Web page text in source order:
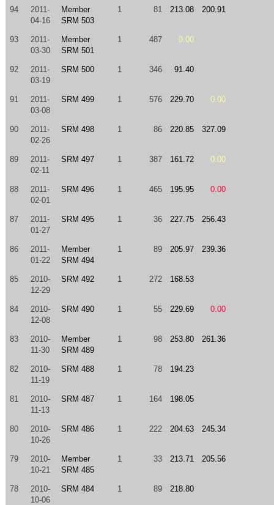
94
2011-
04-16
Member
SRM 503
1 81 213.08 200.91
93
2011-
03-30
Member
SRM 501
1 487 0.00
92
2011-
03-19
SRM 500 1 346 91.40
91
2011-
03-08
SRM 499 1 576 229.70 0.00
90
2011-
02-26
SRM 498 1 86 220.85 327.09
89
2011-
02-11
SRM 497 1 387 161.72 0.00
88
2011-
02-01
SRM 496 1 465 195.95 0.00
87
2011-
01-27
SRM 495 1 36 227.75 256.43
86
2011-
01-22
Member
SRM 494
1 89 205.97 239.36
85
2010-
12-29
SRM 492 1 272 168.53
84
2010-
12-08
SRM 490 1 55 229.69 0.00
83
2010-
11-30
Member
SRM 489
1 98 253.80 261.36
82
2010-
11-19
SRM 488 1 78 194.23
81
2010-
11-13
SRM 487 1 164 198.05
80
2010-
10-26
SRM 486 1 222 204.63 245.34
79
2010-
10-21
Member
SRM 485
1 33 213.71 205.56
78
2010-
10-06
SRM 484 1 89 218.80